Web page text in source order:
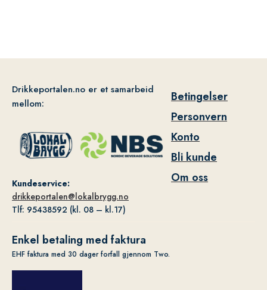
Drikkeportalen.no er et samarbeid
mellom:
Kundeservice:
drikkeportalen@lokalbrygg.no
Tlf: 95438592 (kl. 08 – kl.17)
Betingelser
Personvern
Konto
Bli kunde
Om oss
Enkel betaling med faktura
EHF faktura med 30 dager forfall gjennom Two.